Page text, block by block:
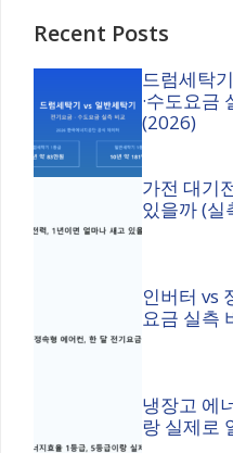
Recent Posts
드럼세탁
·수도요금
(2026)
가전 대기
있을까 (실
인버터 vs
요금 실측
냉장고 에
랑 실제로